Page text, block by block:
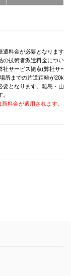
遣料金が必要となります（
の技術者派遣料金について
社サービス拠点(弊社サー
所までの片道距離が20km
要となります。離島・山間
料金が適用されます。